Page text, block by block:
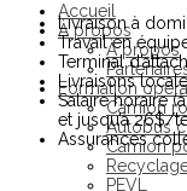
Accueil
À propos
À propos
Formation
Camion
Autobus
Camion
PEVL
Livraison à
Travail en
Terminal
Livraisons
Salaire horaire
et jusqu’à 26$/
Assurances